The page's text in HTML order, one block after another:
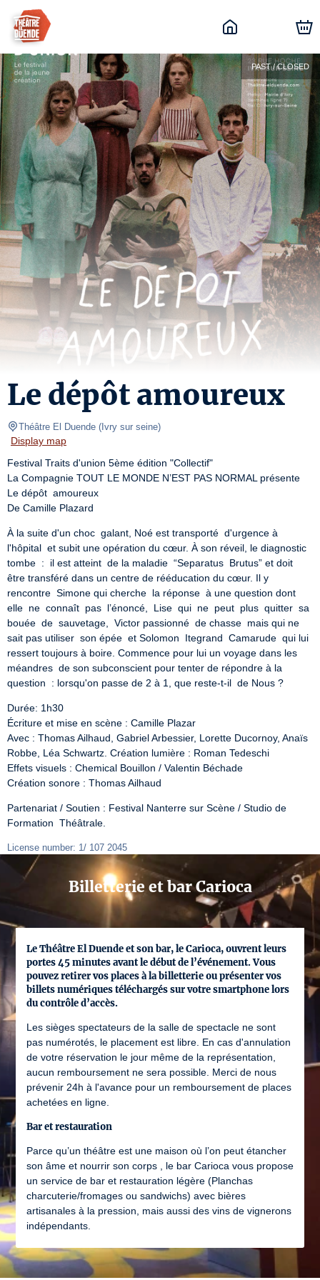
PAST / CLOSED
Le dépôt amoureux
Théâtre El Duende ( Ivry sur seine)
Display map
Festival Traits d'union 5ème édition "Collectif"
La Compagnie TOUT LE MONDE N’EST PAS NORMAL présente
Le dépôt  amoureux
De Camille Plazard
À la suite d'un choc  galant, Noé est transporté  d'urgence à
l'hôpital  et subit une opération du cœur. À son réveil, le diagnostic
tombe  :  il est atteint  de la maladie  “Separatus  Brutus” et doit
être transféré dans un centre de rééducation du cœur. Il y
rencontre  Simone qui cherche  la réponse  à une question dont
elle  ne  connaît  pas  l’énoncé,  Lise  qui  ne  peut  plus  quitter  sa
bouée  de  sauvetage,  Victor passionné  de chasse  mais qui ne
sait pas utiliser  son épée  et Solomon  Itegrand  Camarude  qui lui
ressert toujours à boire. Commence pour lui un voyage dans les
méandres  de son subconscient pour tenter de répondre à la
question  : lorsqu'on passe de 2 à 1, que reste-t-il  de Nous ?
Durée: 1h30
Écriture et mise en scène : Camille Plazar
Avec : Thomas Ailhaud, Gabriel Arbessier, Lorette Ducornoy, Anaïs
Robbe, Léa Schwartz. Création lumière : Roman Tedeschi
Effets visuels : Chemical Bouillon / Valentin Béchade
Création sonore : Thomas Ailhaud
Partenariat / Soutien : Festival Nanterre sur Scène / Studio de
Formation  Théâtrale.
License number: 1/ 107 2045
Billetterie et bar Carioca
Le Théâtre El Duende et son bar, le Carioca, ouvrent leurs
portes 45 minutes avant le début de l’événement. Vous
pouvez retirer vos places à la billetterie ou présenter vos
billets numériques téléchargés sur votre smartphone lors
du contrôle d’accès.
Les sièges spectateurs de la salle de spectacle ne sont
pas numérotés, le placement est libre. En cas d'annulation
de votre réservation le jour même de la représentation,
aucun remboursement ne sera possible. Merci de nous
prévenir 24h à l'avance pour un remboursement de places
achetées en ligne.
Bar et restauration
Parce qu’un théâtre est une maison où l’on peut étancher
son âme et nourrir son corps , le bar Carioca vous propose
un service de bar et restauration légère (Planchas
charcuterie/fromages ou sandwichs) avec bières
artisanales à la pression, mais aussi des vins de vignerons
indépendants.